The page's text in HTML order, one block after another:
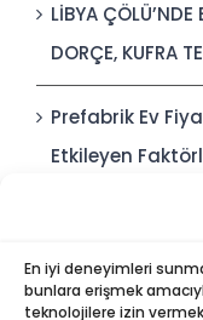
En iyi deneyimleri
bunlara erişmek
teknolojilere izin
LİBYA
DORÇE, KUFRA
Prefabrik Ev
Etkileyen
Polis
Edilebilir Kamu